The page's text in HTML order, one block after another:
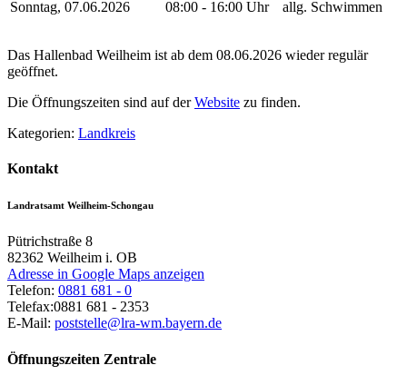
Sonntag, 07.06.2026 08:00 - 16:00 Uhr allg. Schwimmen
Das Hallenbad Weilheim ist ab dem 08.06.2026 wieder regulär
geöffnet.
Die Öffnungszeiten sind auf derWebsite zu finden.
Kategorien: Landkreis
Kontakt
Landratsamt Weilheim-Schongau
Pütrichstraße 8
82362 Weilheim i. OB
Adresse in Google Maps anzeigen
Telefon: 0881 681 - 0
Telefax:0881 681 - 2353
E-Mail: poststelle@lra-wm.bayern.de
Öffnungszeiten Zentrale